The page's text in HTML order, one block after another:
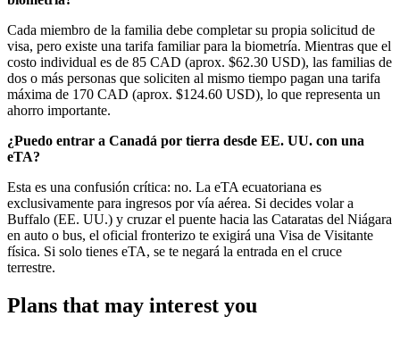
Cada miembro de la familia debe completar su propia solicitud de
visa, pero existe una tarifa familiar para la biometría. Mientras que el
costo individual es de 85 CAD (aprox. $62.30 USD), las familias de
dos o más personas que soliciten al mismo tiempo pagan una tarifa
máxima de 170 CAD (aprox. $124.60 USD), lo que representa un
ahorro importante.
¿Puedo entrar a Canadá por tierra desde EE. UU. con una
eTA?
Esta es una confusión crítica: no. La eTA ecuatoriana es
exclusivamente para ingresos por vía aérea. Si decides volar a
Buffalo (EE. UU.) y cruzar el puente hacia las Cataratas del Niágara
en auto o bus, el oficial fronterizo te exigirá una Visa de Visitante
física. Si solo tienes eTA, se te negará la entrada en el cruce
terrestre.
Plans that may interest you